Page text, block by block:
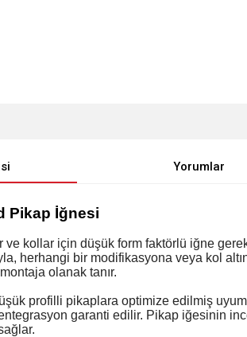
Yorumlar
Pikap İğnesi
ve kollar için düşük form faktörlü iğne
herhangi bir modifikasyona veya kol
olanak tanır.
profilli pikaplara optimize edilmiş
garanti edilir. Pikap iğesinin